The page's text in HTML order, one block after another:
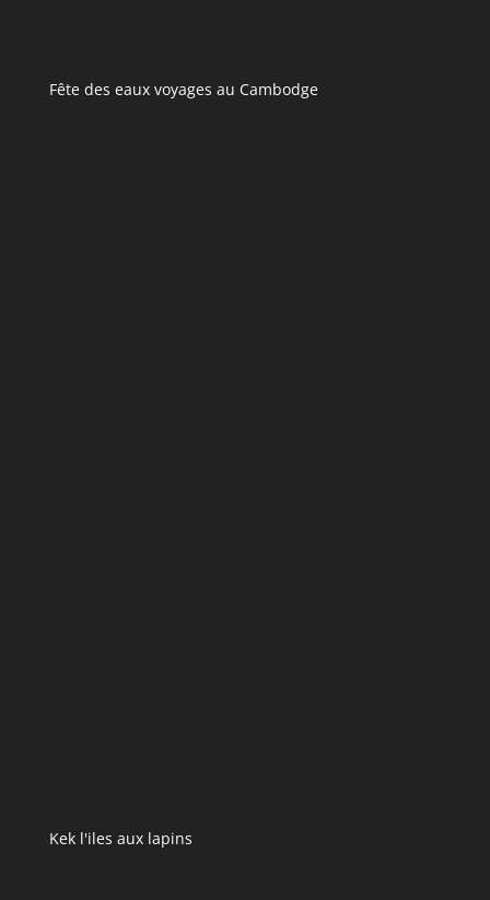
Fête des eaux voyages au Cambodge
Kek l'iles aux lapins